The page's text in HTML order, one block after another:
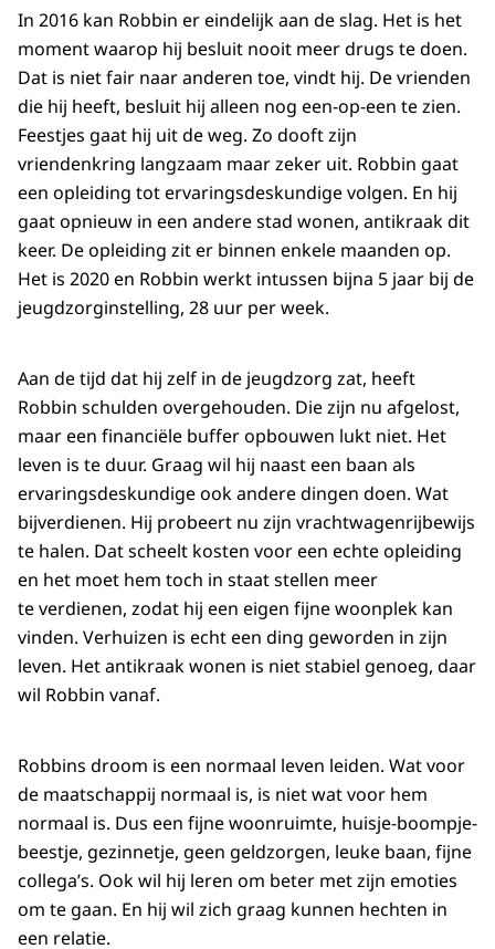
In 2016 kan Robbin er eindelijk aan de slag. Het is het
moment waarop hij besluit nooit meer drugs te doen.
Dat is niet fair naar anderen toe, vindt hij. De vrienden
die hij heeft, besluit hij alleen nog een-op-een te zien.
Feestjes gaat hij uit de weg. Zo dooft zijn
vriendenkring langzaam maar zeker uit. Robbin gaat
een opleiding tot ervaringsdeskundige volgen. En hij
gaat opnieuw in een andere stad wonen, antikraak dit
keer. De opleiding zit er binnen enkele maanden op.
Het is 2020 en Robbin werkt intussen bijna 5 jaar bij de
jeugdzorginstelling, 28 uur per week.
Aan de tijd dat hij zelf in de jeugdzorg zat, heeft
Robbin schulden overgehouden. Die zijn nu afgelost,
maar een financiële buffer opbouwen lukt niet. Het
leven is te duur. Graag wil hij naast een baan als
ervaringsdeskundige ook andere dingen doen. Wat
bijverdienen. Hij probeert nu zijn vrachtwagenrijbewijs
te halen. Dat scheelt kosten voor een echte opleiding
en het moet hem toch in staat stellen meer
te verdienen, zodat hij een eigen fijne woonplek kan
vinden. Verhuizen is echt een ding geworden in zijn
leven. Het antikraak wonen is niet stabiel genoeg, daar
wil Robbin vanaf.
Robbins droom is een normaal leven leiden. Wat voor
de maatschappij normaal is, is niet wat voor hem
normaal is. Dus een fijne woonruimte, huisje-boompje-
beestje, gezinnetje, geen geldzorgen, leuke baan, fijne
collega’s. Ook wil hij leren om beter met zijn emoties
om te gaan. En hij wil zich graag kunnen hechten in
een relatie.